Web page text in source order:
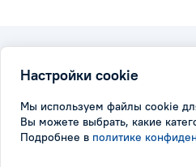
Все права
Политика
Настройки cookie
Мы используем файлы cookie
Вы можете выбрать, какие
Подробнее в политике